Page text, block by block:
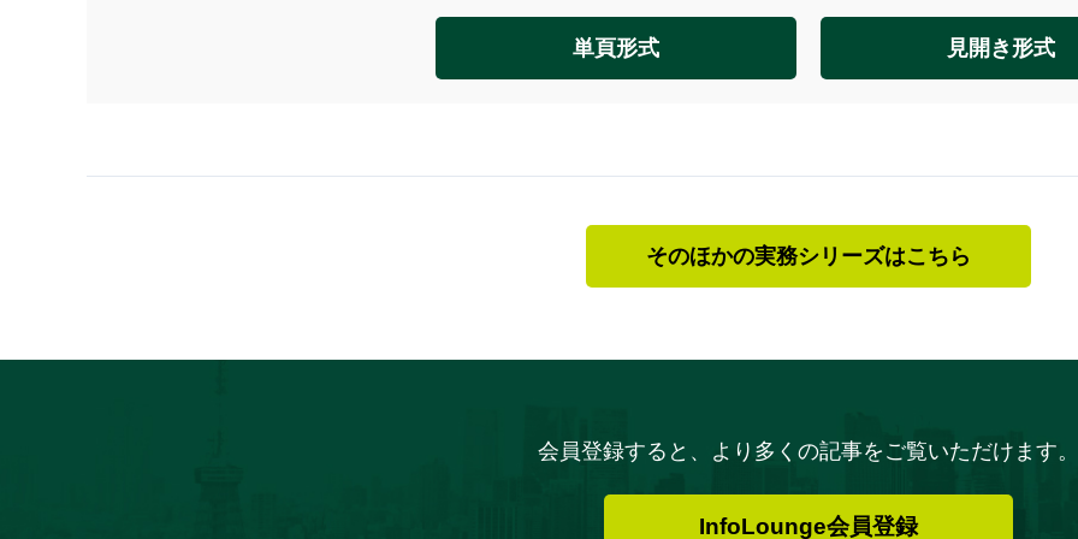
単頁形式 見開き形式
そのほかの実務シリーズはこちら
会員登録すると、より多くの記事をご覧いただけます。
InfoLounge会員登録